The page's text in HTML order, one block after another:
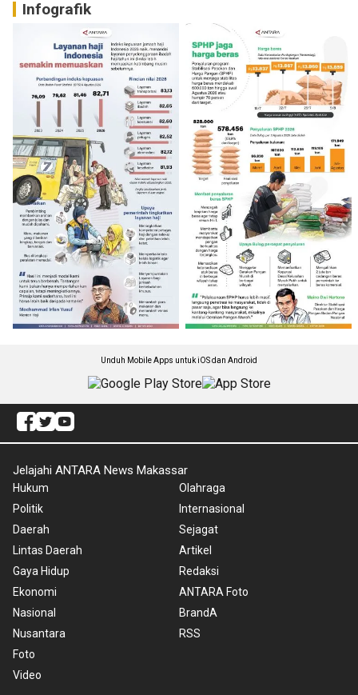
Infografik
Unduh Mobile Apps untuk iOS dan Android
Jelajahi ANTARA News Makassar
Hukum
Politik
Daerah
Lintas Daerah
Gaya Hidup
Ekonomi
Nasional
Nusantara
Foto
Video
Olahraga
Internasional
Sejagat
Artikel
Redaksi
ANTARA Foto
BrandA
RSS